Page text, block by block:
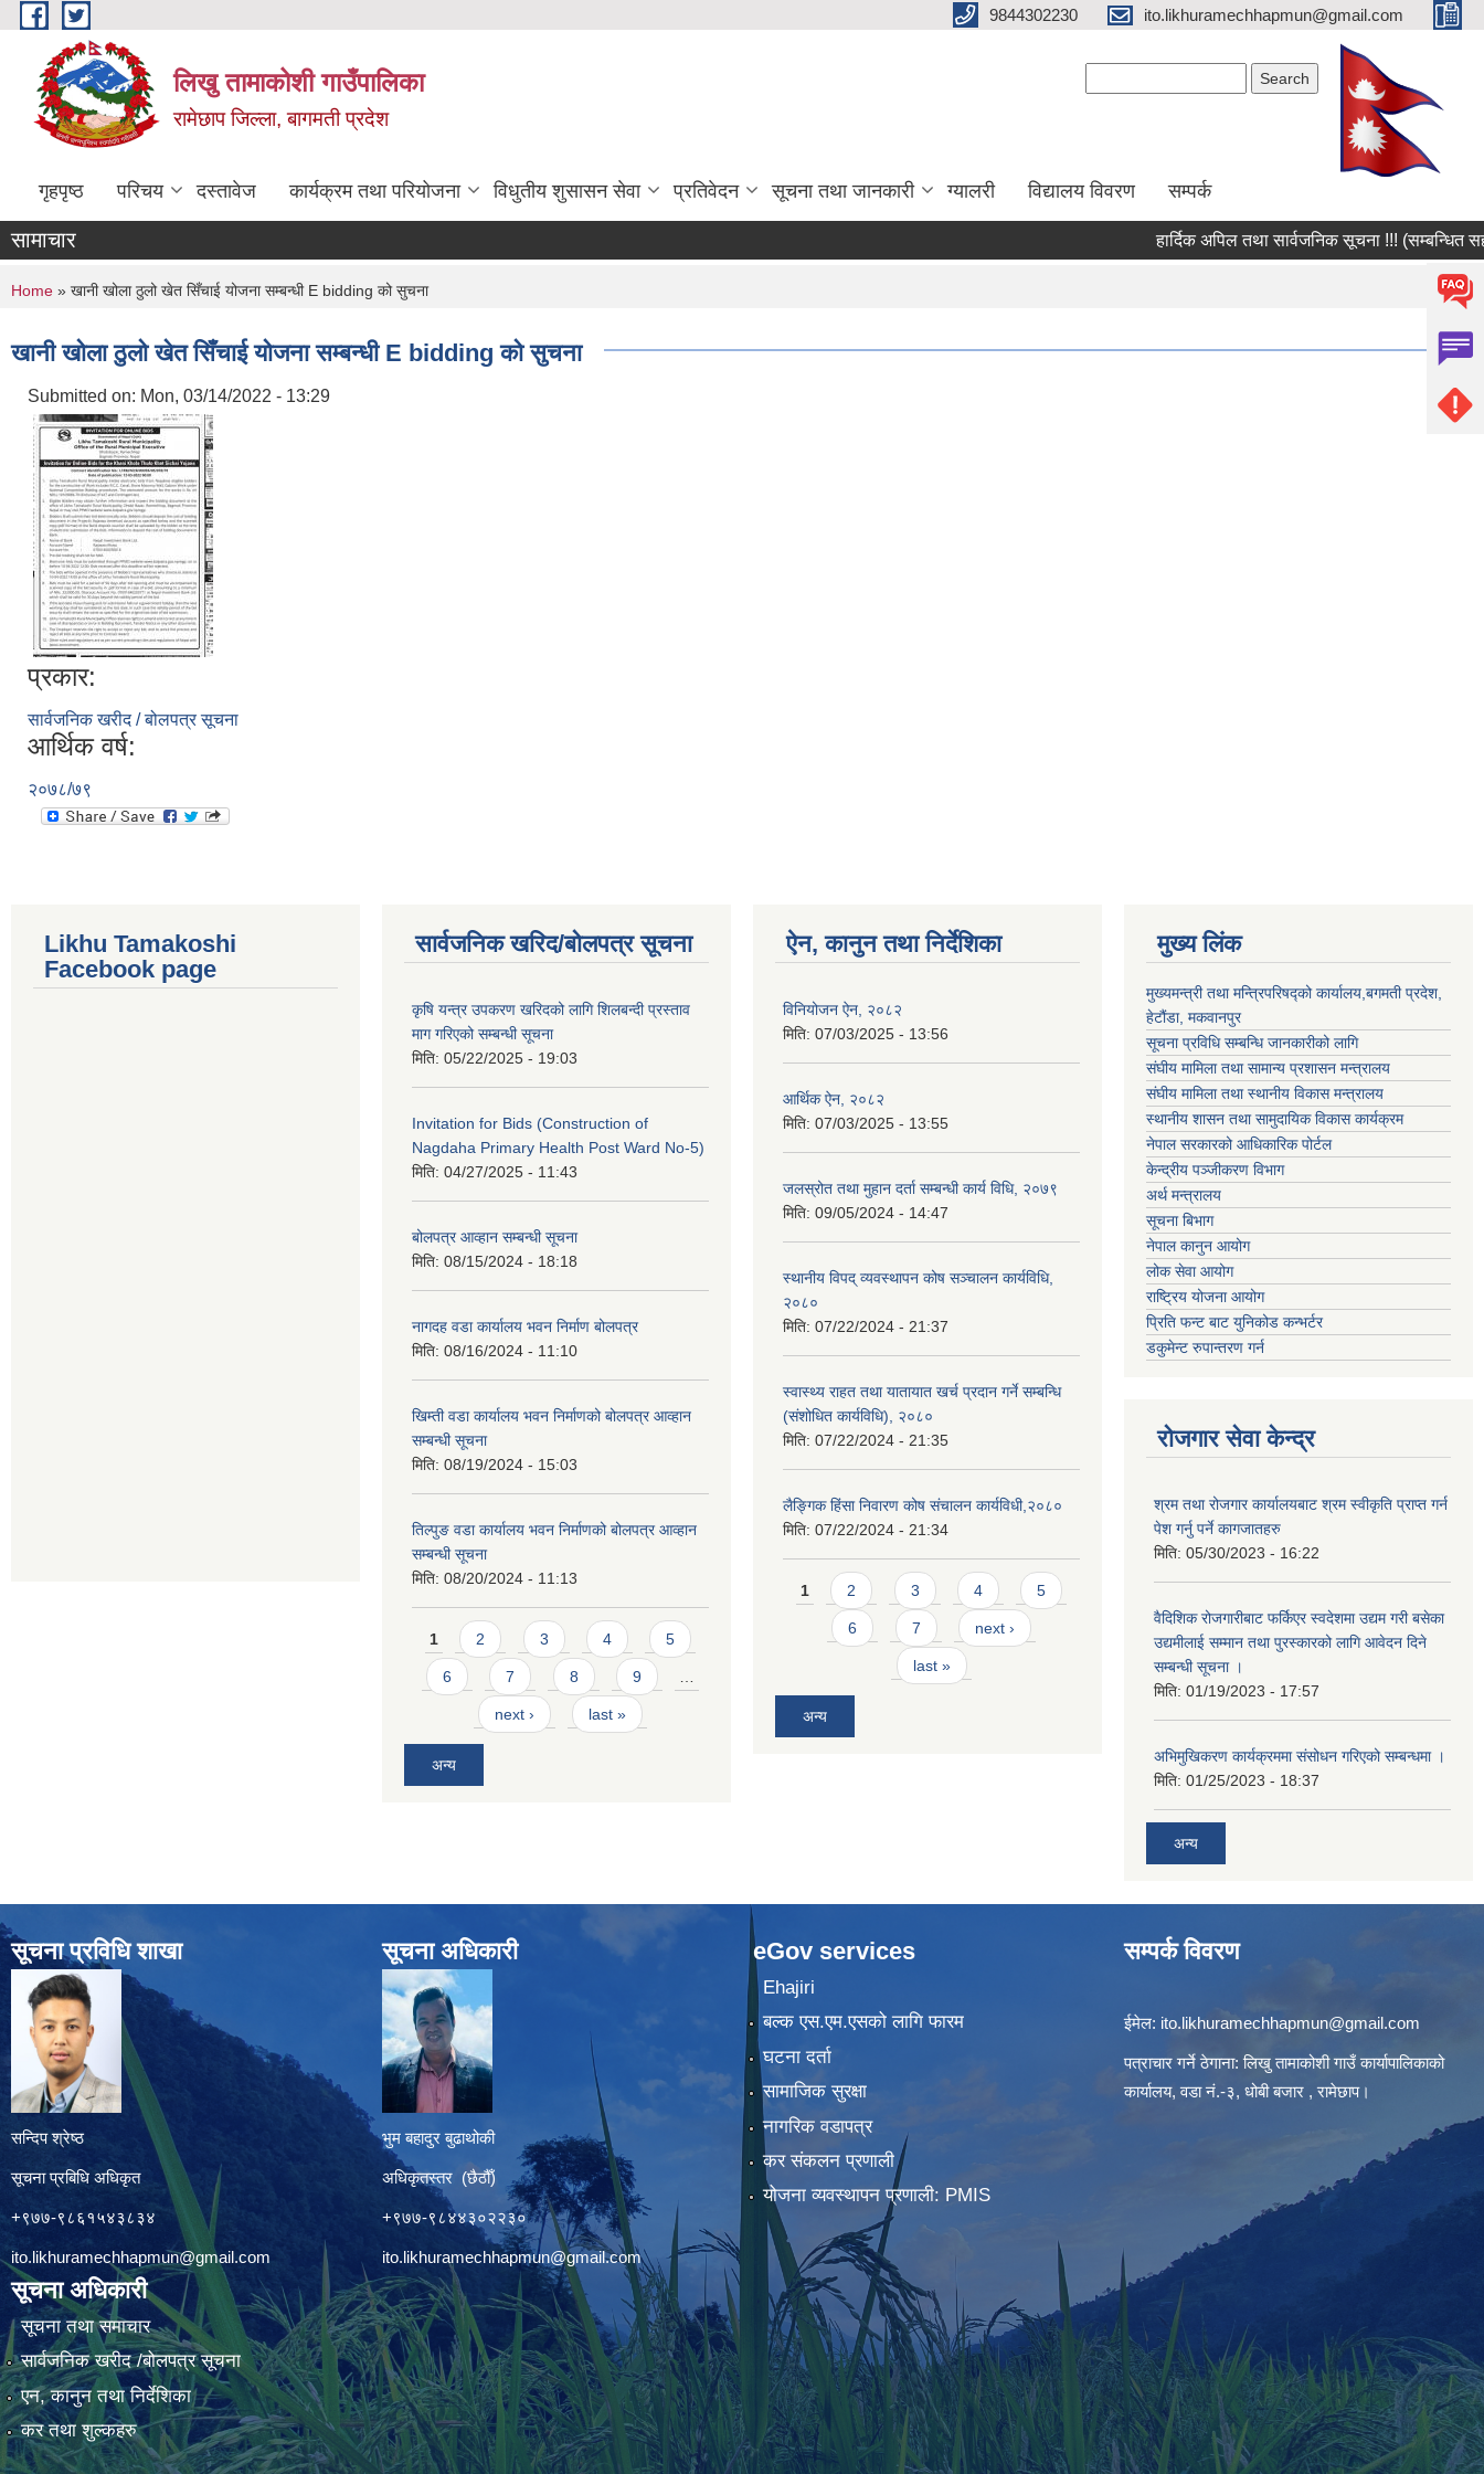
Skip to main content 9844302230 ito.likhuramechhapmun@gmail.com
लिखु तामाकोशी गाउँपालिका
रामेछाप जिल्ला, बागमती प्रदेश
गृहपृष्ठ परिचय दस्तावेज कार्यक्रम तथा परियोजना विधुतीय शुसासन सेवा प्रतिवेदन सूचना तथा जानकारी ग्यालरी विद्यालय विवरण सम्पर्क
सामाचार हार्दिक अपिल तथा सार्वजनिक सूचना !!! (सम्बन्धित
You are here
Home » खानी खोला ठुलो खेत सिँचाई योजना सम्बन्धी E bidding को सुचना
खानी खोला ठुलो खेत सिँचाई योजना सम्बन्धी E bidding को सुचना
Submitted on: Mon, 03/14/2022 - 13:29
प्रकार:
सार्वजनिक खरीद / बोलपत्र सूचना
आर्थिक वर्ष:
२०७८/७९
Likhu Tamakoshi
Facebook page
सार्वजनिक खरिद/बोलपत्र सूचना
कृषि यन्त्र उपकरण खरिदको लागि शिलबन्दी प्रस्ताव
माग गरिएको सम्बन्धी सूचना
मिति: 05/22/2025 - 19:03
Invitation for Bids (Construction of
Nagdaha Primary Health Post Ward No-5)
मिति: 04/27/2025 - 11:43
बोलपत्र आव्हान सम्बन्धी सूचना
मिति: 08/15/2024 - 18:18
नागदह वडा कार्यालय भवन निर्माण बोलपत्र
मिति: 08/16/2024 - 11:10
खिम्ती वडा कार्यालय भवन निर्माणको बोलपत्र आव्हान
सम्बन्धी सूचना
मिति: 08/19/2024 - 15:03
तिल्पुङ वडा कार्यालय भवन निर्माणको बोलपत्र आव्हान
सम्बन्धी सूचना
मिति: 08/20/2024 - 11:13
Pages
1 2 3 4 5
6 7 8 9
next › last »
अन्य
ऐन, कानुन तथा निर्देशिका
विनियोजन ऐन, २०८२
मिति: 07/03/2025 - 13:56
आर्थिक ऐन, २०८२
मिति: 07/03/2025 - 13:55
जलस्रोत तथा मुहान दर्ता सम्बन्धी कार्य विधि, २०७९
मिति: 09/05/2024 - 14:47
स्थानीय विपद् व्यवस्थापन कोष सञ्चालन कार्यविधि,
२०८०
मिति: 07/22/2024 - 21:37
स्वास्थ्य राहत तथा यातायात खर्च प्रदान गर्ने सम्बन्धि
(संशोधित कार्यविधि), २०८०
मिति: 07/22/2024 - 21:35
लैङ्गिक हिंसा निवारण कोष संचालन कार्यविधी,२०८०
मिति: 07/22/2024 - 21:34
Pages
1 2 3 4 5
6 7 next ›
last »
अन्य
मुख्य लिंक
मुख्यमन्त्री तथा मन्त्रिपरिषद्को कार्यालय,बगमती प्रदेश,
हेटौंडा, मकवानपुर
सूचना प्रविधि सम्बन्धि जानकारीको लागि
संघीय मामिला तथा सामान्य प्रशासन मन्त्रालय
संघीय मामिला तथा स्थानीय विकास मन्त्रालय
स्थानीय शासन तथा सामुदायिक विकास कार्यक्रम
नेपाल सरकारको आधिकारिक पोर्टल
केन्द्रीय पञ्जीकरण विभाग
अर्थ मन्त्रालय
सूचना बिभाग
नेपाल कानुन आयोग
लोक सेवा आयोग
राष्ट्रिय योजना आयोग
प्रिति फन्ट बाट युनिकोड कन्भर्टर
डकुमेन्ट रुपान्तरण गर्न
रोजगार सेवा केन्द्र
श्रम तथा रोजगार कार्यालयबाट श्रम स्वीकृति प्राप्त गर्न
पेश गर्नु पर्ने कागजातहरु
मिति: 05/30/2023 - 16:22
वैदिशिक रोजगारीबाट फर्किएर स्वदेशमा उद्यम गरी बसेका
उद्यमीलाई सम्मान तथा पुरस्कारको लागि आवेदन दिने
सम्बन्धी सूचना ।
मिति: 01/19/2023 - 17:57
अभिमुखिकरण कार्यक्रममा संसोधन गरिएको सम्बन्धमा ।
मिति: 01/25/2023 - 18:37
अन्य
सूचना प्रविधि शाखा
सन्दिप श्रेष्ठ
सूचना प्रबिधि अधिकृत
+९७७-९८६१५४३८३४
ito.likhuramechhapmun@gmail.com
सूचना अधिकारी
सूचना तथा समाचार
सार्वजनिक खरीद /बोलपत्र सूचना
एन, कानुन तथा निर्देशिका
कर तथा शुल्कहरु
सूचना अधिकारी
भुम बहादुर बुढाथोकी
अधिकृतस्तर (छैठौँ)
+९७७-९८४४३०२२३०
ito.likhuramechhapmun@gmail.com
eGov services
Ehajiri
बल्क एस.एम.एसको लागि फारम
घटना दर्ता
सामाजिक सुरक्षा
नागरिक वडापत्र
कर संकलन प्रणाली
योजना व्यवस्थापन प्रणाली: PMIS
सम्पर्क विवरण
ईमेल: ito.likhuramechhapmun@gmail.com
पत्राचार गर्ने ठेगाना: लिखु तामाकोशी गाउँ कार्यापालिकाको
कार्यालय, वडा नं.-३, धोबी बजार , रामेछाप।